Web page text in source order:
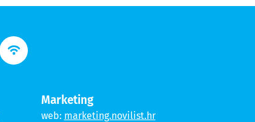
Marketing
web: marketing.novilist.hr